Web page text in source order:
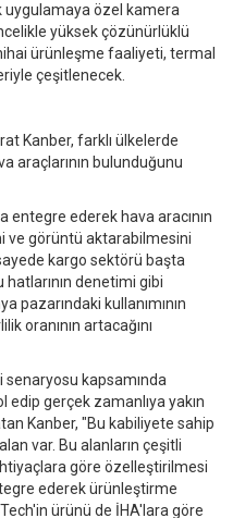
uygulamaya özel kamera
yüksek çözünürlüklü
ürünleşme faaliyeti, termal
çeşitlenecek.
Kanber, farklı ülkelerde
araçlarının bulunduğunu
entegre ederek hava aracının
ve görüntü aktarabilmesini
kargo sektörü başta
denetimi gibi
pazarındaki kullanımının
oranının artacağını
senaryosu kapsamında
gerçek zamanlıya yakın
Kanber, "Bu kabiliyete sahip
var. Bu alanların çeşitli
göre özelleştirilmesi
ederek ürünleştirme
ürünü de İHA'lara göre